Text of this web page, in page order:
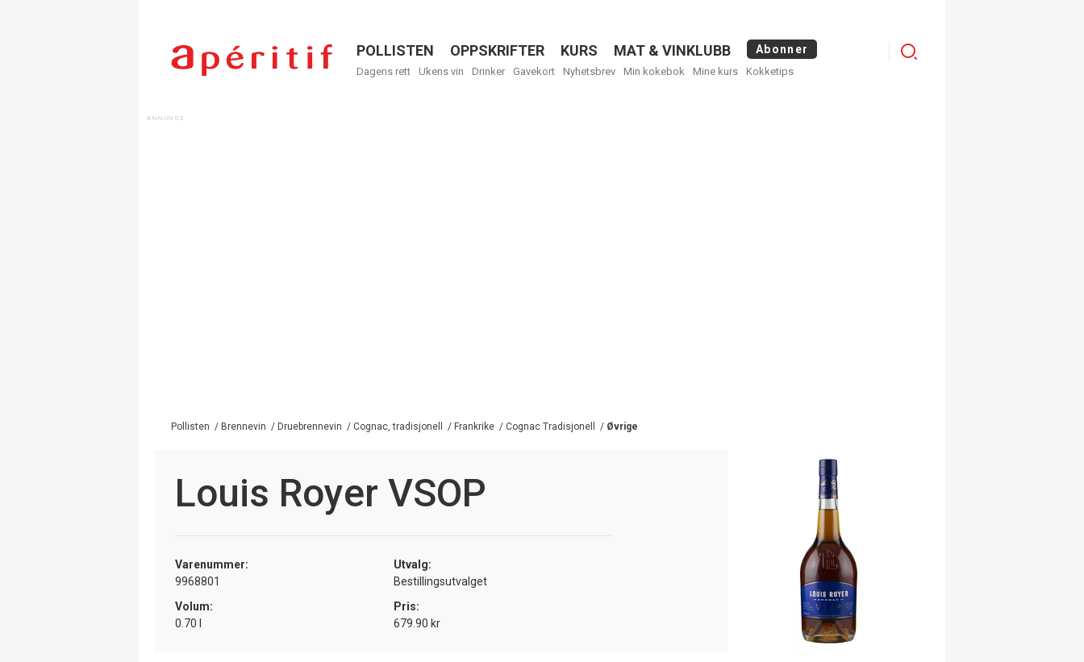
Menu
POLLISTEN OPPSKRIFTER KURS MAT & VINKLUBB Abonner
Dagens rett Ukens vin Drinker Gavekort Nyhetsbrev Min kokebok Mine kurs Kokketips
Menu
Pollisten / Brennevin / Druebrennevin / Cognac, tradisjonell / Frankrike / Cognac Tradisjonell / Øvrige
Louis Royer VSOP
Varenummer:
9968801
Utvalg:
Bestillingsutvalget
Volum:
0.70 l
Pris:
679.90 kr